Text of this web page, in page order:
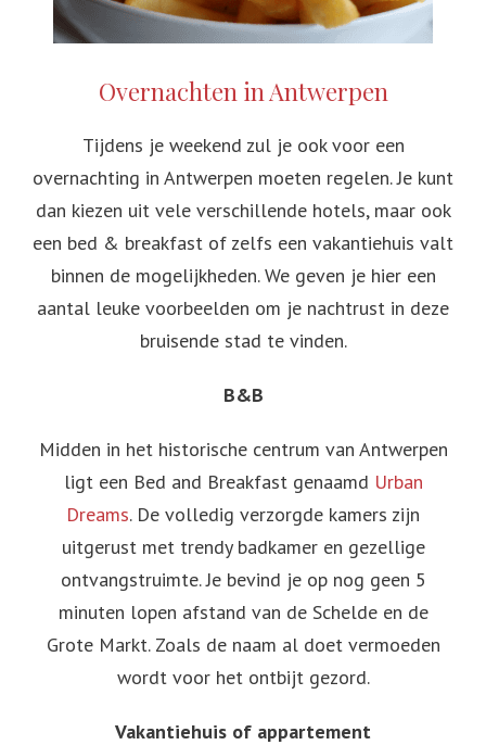
Overnachten in Antwerpen
Tijdens je weekend zul je ook voor een
overnachting in Antwerpen moeten regelen. Je kunt
dan kiezen uit vele verschillende hotels, maar ook
een bed & breakfast of zelfs een vakantiehuis valt
binnen de mogelijkheden. We geven je hier een
aantal leuke voorbeelden om je nachtrust in deze
bruisende stad te vinden.
B&B
Midden in het historische centrum van Antwerpen
ligt een Bed and Breakfast genaamd Urban
Dreams. De volledig verzorgde kamers zijn
uitgerust met trendy badkamer en gezellige
ontvangstruimte. Je bevind je op nog geen 5
minuten lopen afstand van de Schelde en de
Grote Markt. Zoals de naam al doet vermoeden
wordt voor het ontbijt gezord.
Vakantiehuis of appartement